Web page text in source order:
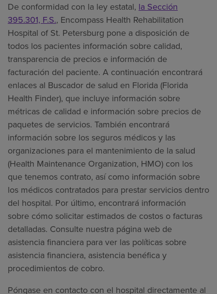
De conformidad con la ley estatal, la Sección
395.301, F.S., Encompass Health Rehabilitation
Hospital of St. Petersburg pone a disposición de
todos los pacientes información sobre calidad,
transparencia de precios e información de
facturación del paciente. A continuación encontrará
enlaces al Buscador de salud en Florida (Florida
Health Finder), que incluye información sobre
métricas de calidad e información sobre precios de
paquetes de servicios. También encontrará
información sobre los seguros médicos y las
organizaciones para el mantenimiento de la salud
(Health Maintenance Organization, HMO) con los
que tenemos contrato, así como información sobre
los médicos contratados para prestar servicios dentro
del hospital. Por último, encontrará información
sobre cómo solicitar estimados de costos o facturas
detalladas. Consulte nuestra página web de
asistencia financiera para ver las políticas sobre
asistencia financiera, asistencia benéfica y
procedimientos de cobro.
Póngase en contacto con el hospital directamente al